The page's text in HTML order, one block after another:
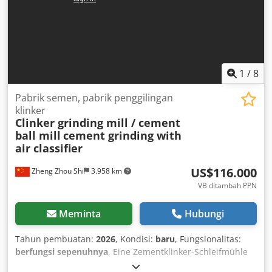
1 /8
Zheng Zhou Shi 3.958 km
Pabrik semen, pabrik penggilingan
klinker
Clinker grinding mill / cement
ball mill cement grinding with
air classifier
US$116.000
VB ditambah PPN
Meminta Hubungi
Tahun pembuatan: 2026, Kondisi: baru, Fungsionalitas:
berfungsi sepenuhnya, Eine Zementklinker-Schleifmühle
ist eine spezialisierte Anlage zur Vermahlung von hartem,